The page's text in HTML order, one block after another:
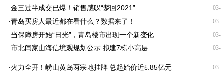
·金三过半成交已爆！销售感叹“梦回2021”
·青岛买房人最近都在看什么？数据来了！
· 当保障房开始“日光”，青岛楼市出现一个新变化
·市北闫家山海信境观规划公示 拟建7栋小高层
· 火力全开！崂山黄岛两宗地挂牌 总起始价近5.85亿元